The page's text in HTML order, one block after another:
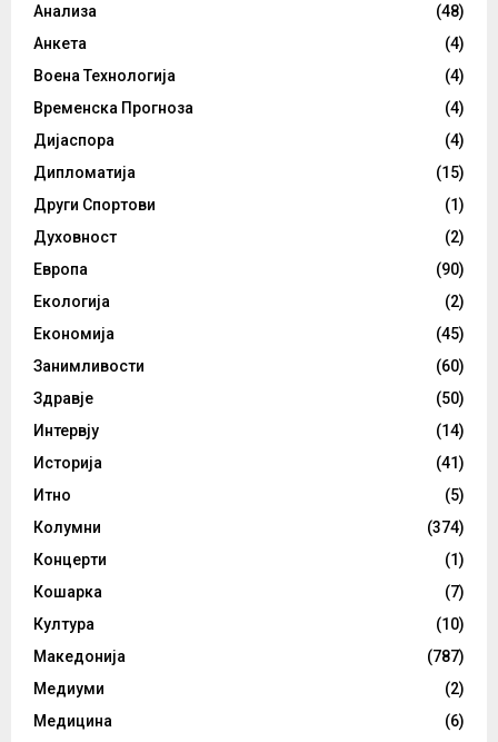
Анализа
(48)
Анкета
(4)
Воена Технологија
(4)
Временска Прогноза
(4)
Дијаспора
(4)
Дипломатија
(15)
Други Спортови
(1)
Духовност
(2)
Европа
(90)
Екологија
(2)
Економија
(45)
Занимливости
(60)
Здравје
(50)
Интервју
(14)
Историја
(41)
Итно
(5)
Колумни
(374)
Концерти
(1)
Кошарка
(7)
Култура
(10)
Македонија
(787)
Медиуми
(2)
Медицина
(6)